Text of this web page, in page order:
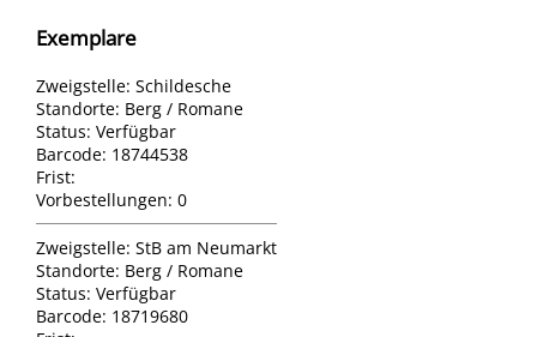
Exemplare
Zweigstelle: Schildesche
Standorte: Berg / Romane
Status: Verfügbar
Barcode: 18744538
Frist:
Vorbestellungen: 0
Zweigstelle: StB am Neumarkt
Standorte: Berg / Romane
Status: Verfügbar
Barcode: 18719680